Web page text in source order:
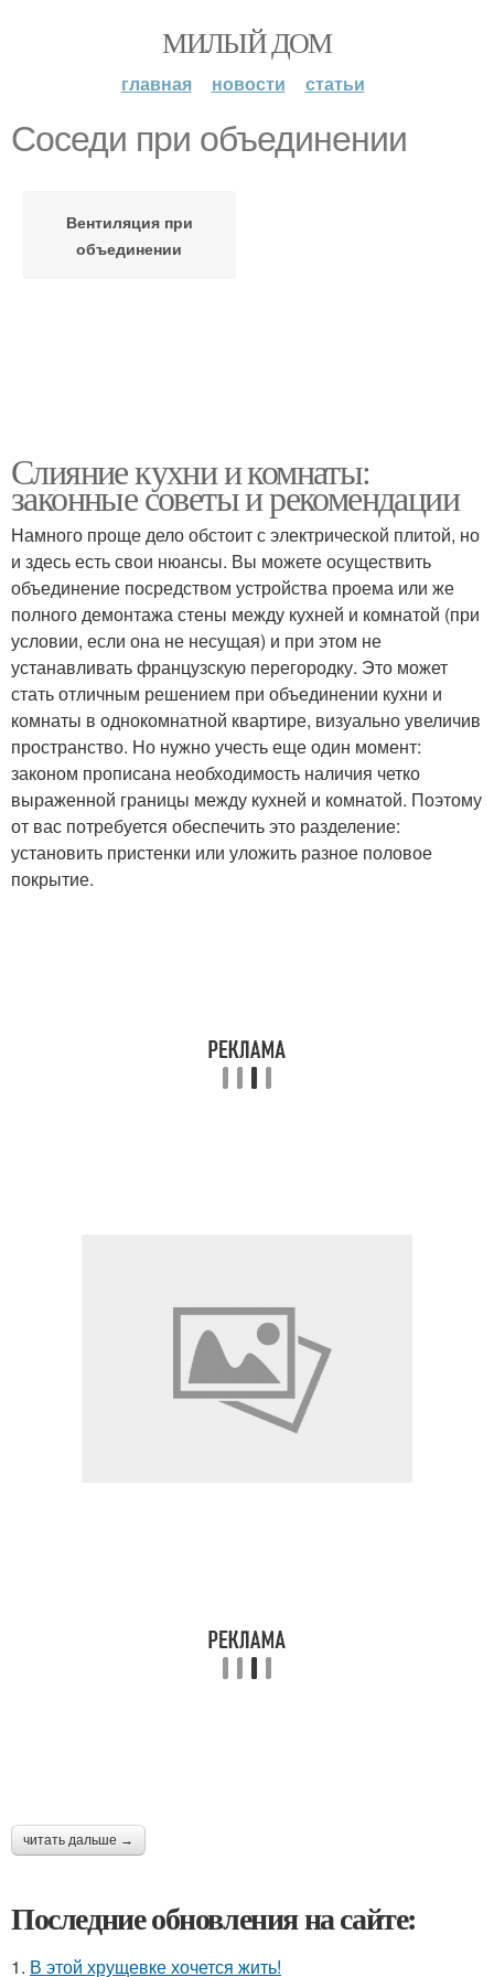
МИЛЫЙ ДОМ
главная новости статьи
Соседи при объединении
Вентиляция при
объединении
Слияние кухни и комнаты:
законные советы и рекомендации
Намного проще дело обстоит с электрической плитой, но
и здесь есть свои нюансы. Вы можете осуществить
объединение посредством устройства проема или же
полного демонтажа стены между кухней и комнатой (при
условии, если она не несущая) и при этом не
устанавливать французскую перегородку. Это может
стать отличным решением при объединении кухни и
комнаты в однокомнатной квартире, визуально увеличив
пространство. Но нужно учесть еще один момент:
законом прописана необходимость наличия четко
выраженной границы между кухней и комнатой. Поэтому
от вас потребуется обеспечить это разделение:
установить пристенки или уложить разное половое
покрытие.
читать дальше →
Последние обновления на сайте:
1. В этой хрущевке хочется жить!